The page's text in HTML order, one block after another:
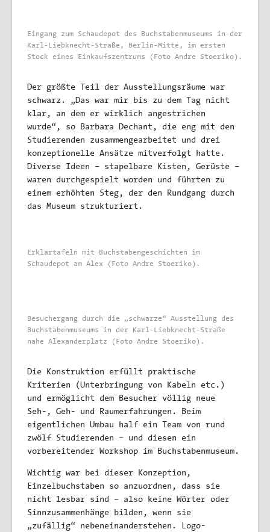
Eingang zum Schaudepot des Buchstabenmuseums in der
Karl-Liebknecht-Straße, Berlin-Mitte, im ersten
Stock eines Einkaufszentrums (Foto Andre Stoeriko).
Der größte Teil der Ausstellungsräume war
schwarz. „Das war mir bis zu dem Tag nicht
klar, an dem er wirklich angestrichen
wurde“, so Barbara Dechant, die eng mit den
Studierenden zusammengearbeitet und drei
konzeptionelle Ansätze mitverfolgt hatte.
Diverse Ideen – stapelbare Kisten, Gerüste –
waren durchgespielt worden und führten zu
einem erhöhten Steg, der den Rundgang durch
das Museum strukturiert.
Erklärtafeln mit Buchstabengeschichten im
Schaudepot am Alex (Foto Andre Stoeriko).
Besuchergang durch die „schwarze“ Ausstellung des
Buchstabenmuseums in der Karl-Liebknecht-Straße
nahe Alexanderplatz (Foto Andre Stoeriko).
Die Konstruktion erfüllt praktische
Kriterien (Unterbringung von Kabeln etc.)
und ermöglicht dem Besucher völlig neue
Seh-, Geh- und Raumerfahrungen. Beim
eigentlichen Umbau half ein Team von rund
zwölf Studierenden – und diesen ein
vorbereitender Workshop im Buchstabenmuseum.
Wichtig war bei dieser Konzeption,
Einzelbuchstaben so anzuordnen, dass sie
nicht lesbar sind – also keine Wörter oder
Sinnzusammenhänge bilden, wenn sie
„zufällig“ nebeneinanderstehen. Logo-